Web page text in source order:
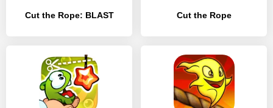
Cut the Rope: BLAST Cut the Rope